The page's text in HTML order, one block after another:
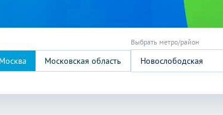
Новослободская